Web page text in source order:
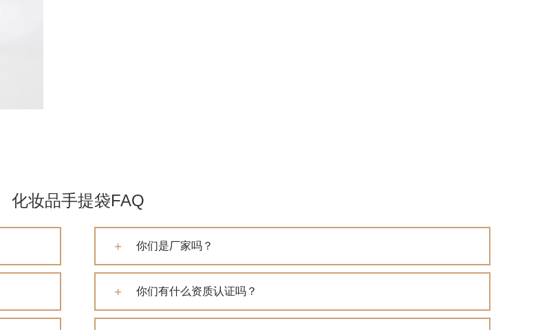
化妆品手提袋FAQ
你们是厂家吗？
你们有什么资质认证吗？